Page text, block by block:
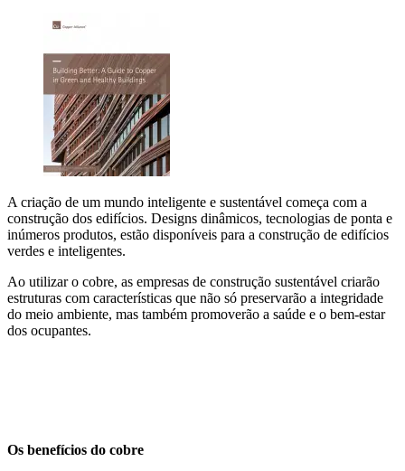
A criação de um mundo inteligente e sustentável começa com a
construção dos edifícios. Designs dinâmicos, tecnologias de ponta e
inúmeros produtos, estão disponíveis para a construção de edifícios
verdes e inteligentes.
Ao utilizar o cobre, as empresas de construção sustentável criarão
estruturas com características que não só preservarão a integridade
do meio ambiente, mas também promoverão a saúde e o bem-estar
dos ocupantes.
Os benefícios do cobre